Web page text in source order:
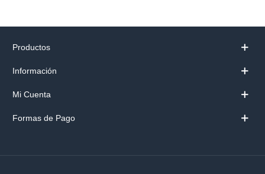
Productos
Información
Mi Cuenta
Formas de Pago